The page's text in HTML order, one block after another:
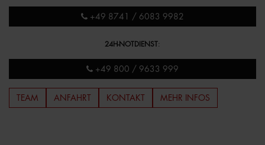
+49 8741 / 6083 9982
24H-NOTDIENST:
+49 800 / 9633 999
TEAM ANFAHRT KONTAKT MEHR INFOS